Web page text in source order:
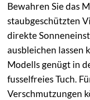
Bewahren Sie das
staubgeschützten
direkte
ausbleichen lassen
Modells genügt in
fusselfreies Tuch.
Verschmutzungen